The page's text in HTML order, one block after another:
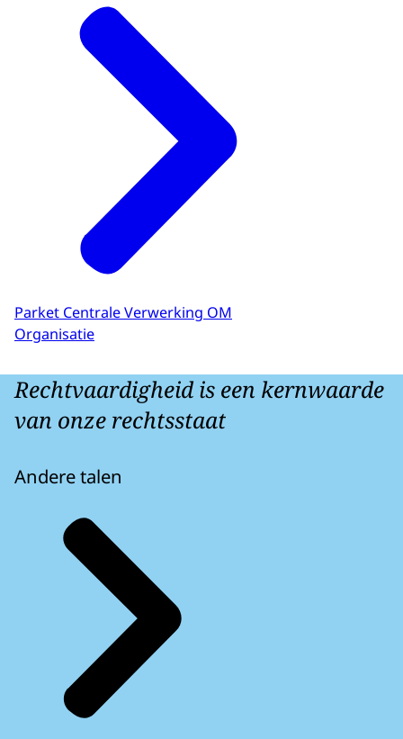
Parket Centrale Verwerking OM
Organisatie
Rechtvaardigheid is een kernwaarde
van onze rechtsstaat
Andere talen